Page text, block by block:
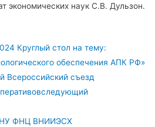
экономических наук С.В. Дульзон.
Круглый стол на тему:
обеспечения АПК РФ»
Всероссийский съезд
следующий
ФНЦ ВНИИЭСХ